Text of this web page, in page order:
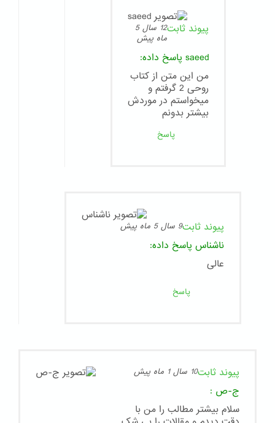
پیوند ثابت
12 سال 5
ماه پیش
saeed پاسخ داده:
من این متن از کتاب
روحی 2 گرفتم و
میخواستم در موردش
بیشتر بدونم
پاسخ
پیوند ثابت9 سال 5 ماه پیش
ناشناس پاسخ داده:
عالى
پاسخ
پیوند ثابت10 سال 1 ماه پیش
ج-ص :
سلام بیشتر مطالب را من با